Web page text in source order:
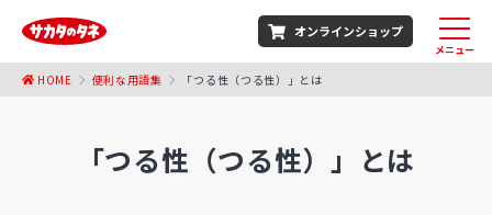
オンラインショップ
メニュー
HOME 便利な用語集 「つる性（つる性）」とは
「つる性（つる性）」とは